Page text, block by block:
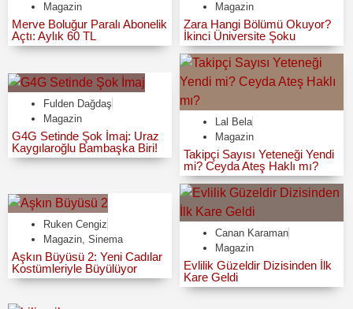
Magazin
Merve Boluğur Paralı Abonelik
Açtı: Aylık 60 TL
Magazin
Zara Hangi Bölümü Okuyor?
İkinci Üniversite Şoku
Fulden Dağdaş
Magazin
G4G Setinde Şok İmaj: Uraz
Kaygılaroğlu Bambaşka Biri!
Lal Bela
Magazin
Takipçi Sayısı Yeteneği Yendi
mi? Ceyda Ateş Haklı mı?
Ruken Cengiz
Magazin Sinema
Aşkın Büyüsü 2: Yeni Cadılar
Kostümleriyle Büyülüyor
Canan Karaman
Magazin
Evlilik Güzeldir Dizisinden İlk
Kare Geldi